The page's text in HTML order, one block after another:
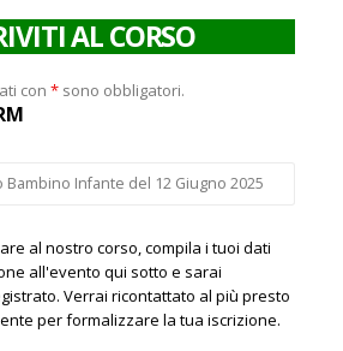
AL CORSO
con * sono obbligatori.
al nostro corso, compila i tuoi dati
all'evento qui sotto e sarai
Verrai ricontattato al più presto
per formalizzare la tua iscrizione.